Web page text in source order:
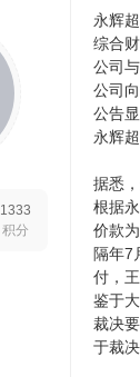
1333
积分
永辉
综合
公司
公司
公告
永辉
据悉
根据
价款
隔年7
付，
鉴于
裁决
于裁